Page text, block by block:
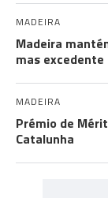
MADEIRA
Madeira
mas
MADEIRA
Prémio de
Catalunha